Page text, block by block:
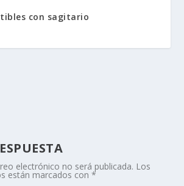
con sagitario
electrónico no será publicada. Los
están marcados con*